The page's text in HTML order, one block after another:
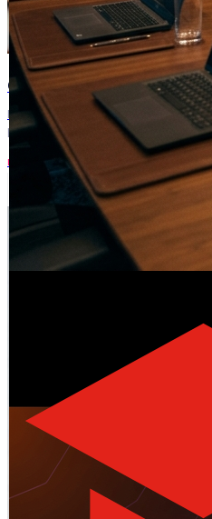
Formazione
Professionale
Come affrontare un
Preparazione, domande frequenti e
guida completa al colloquio.